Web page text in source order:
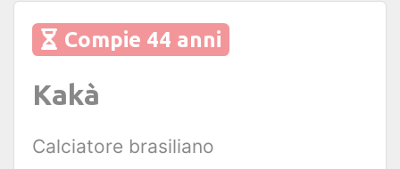
Compie 44 anni
Kakà
Calciatore brasiliano